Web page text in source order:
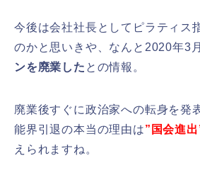
今後は会社社長としてピラティス
のかと思いきや、なんと2020年3
ンを廃業した との情報。
廃業後すぐに政治家への転身を発
能界引退の本当の理由は”国会進出
えられますね。